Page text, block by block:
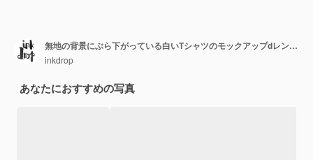
無地の背景にぶら下がっている白いTシャツのモックアップdレンダリング
inkdrop
あなたにおすすめの写真